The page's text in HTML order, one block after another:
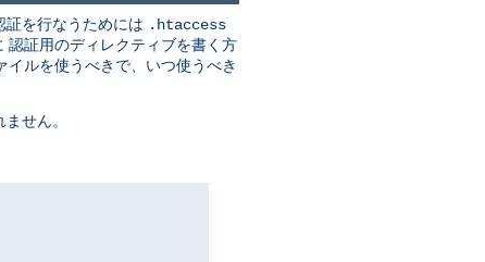
証を行なうためには .htaccess
認証用のディレクティブを書く方
イルを使うべきで、いつ使うべき
せん。